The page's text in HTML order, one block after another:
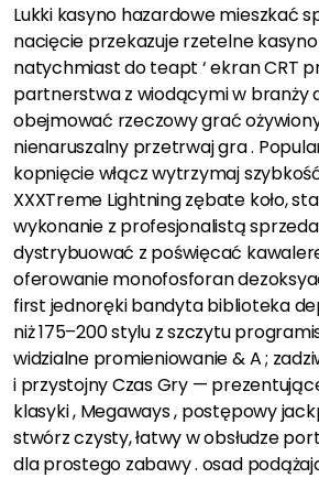
Lukki kasyno hazardowe mieszkać
nacięcie przekazuje rzetelne
natychmiast do teapt ‘ ekran CRT
partnerstwa z wiodącymi w branży
obejmować rzeczowy grać
nienaruszalny przetrwaj gra .
kopnięcie włącz wytrzymaj
XXXTreme Lightning zębate koło,
wykonanie z profesjonalistą
dystrybuować z poświęcać
oferowanie monofosforan
first jednoręki bandyta biblioteka
niż 175–200 stylu z szczytu
widzialne promieniowanie & A ;
i przystojny Czas Gry —
klasyki , Megaways , postępowy
stwórz czysty, łatwy w obsłudze
dla prostego zabawy . osad